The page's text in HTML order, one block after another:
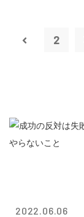
2
2022.06.06